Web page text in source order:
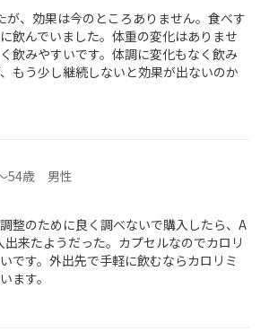
が、効果は今のところありません。食べす
飲んでいました。体重の変化はありませ
飲みやすいです。体調に変化もなく飲み
もう少し継続しないと効果が出ないのか
54歳 男性
整のために良く調べないで購入したら、A
来たようだった。カプセルなのでカロリ
です。外出先で手軽に飲むならカロリミ
ます。